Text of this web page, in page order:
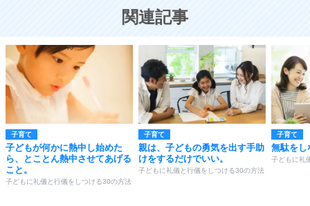
関連記事
子育て
子どもが何かに熱中し始めた
ら、とことん熱中させてあげる
こと。
子どもに礼儀と行儀をしつける30の方法
子育て
親は、子どもの勇気を出す手助
けをするだけでいい。
子どもに礼儀と行儀をしつける30の方法
子育て
無駄をし
子どもに礼